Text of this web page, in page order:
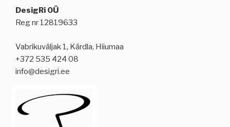
DesigRi OÜ
Reg nr 12819633
Vabrikuväljak 1, Kärdla, Hiiumaa
+372 535 424 08
info@desigri.ee